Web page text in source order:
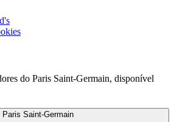
do Paris Saint-Germain, disponível
Paris Saint-Germain